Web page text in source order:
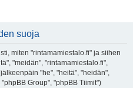
suoja
miten "rintamamiestalo.fi" ja siihen
"meidän", "rintamamiestalo.fi",
"he", "heitä", "heidän",
Group", "phpBB Tiimit")